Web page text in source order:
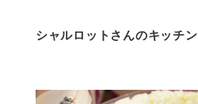
シャルロットさんのキッチン